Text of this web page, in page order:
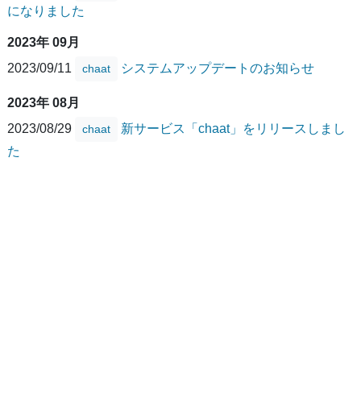
になりました
2023年 09月
2023/09/11
chaat システムアップデートのお知らせ
2023年 08月
2023/08/29
chaat
新サービス「chaat」をリリースしまし
た